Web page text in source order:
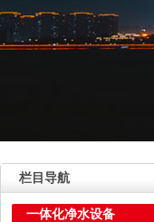
栏目导航
一体化净水设备